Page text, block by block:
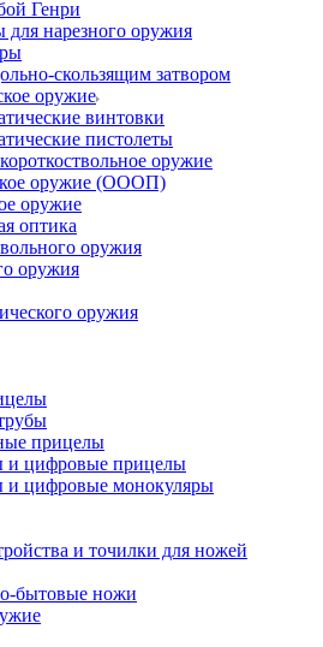
Генри
для нарезного оружия
скользящим затвором
оружие
винтовки
пистолеты
оружие
оружие (ОООП)
оружие
оптика
оружия
оружия
оружия
прицелы
и цифровые прицелы
и цифровые монокуляры
и точилки для ножей
бытовые ножи